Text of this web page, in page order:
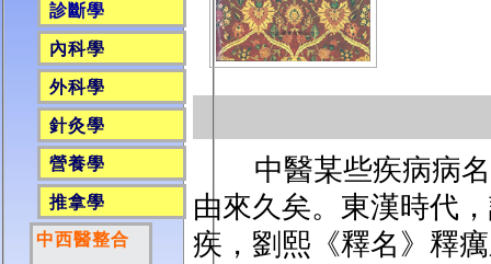
診斷學
內科學
外科學
針灸學
營養學
推拿學
中西醫整合
中醫某些疾病病
由來久矣。東漢時代
疾，劉熙《釋名》釋